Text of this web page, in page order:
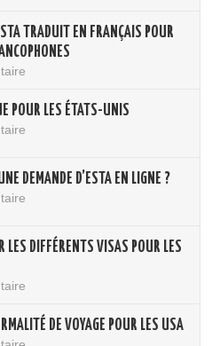
TRADUIT EN FRANÇAIS POUR
POUR LES ÉTATS-UNIS
DEMANDE D’ESTA EN LIGNE ?
LES DIFFÉRENTS VISAS POUR LES
DE VOYAGE POUR LES USA